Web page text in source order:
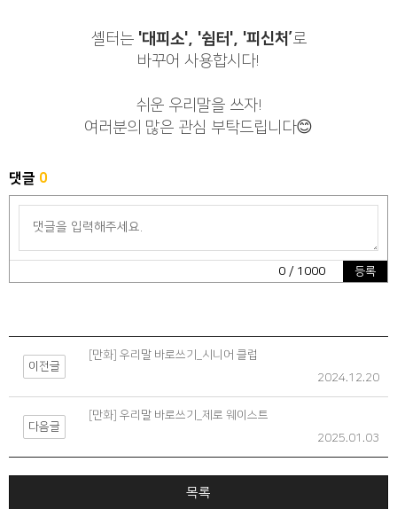
셸터는 '대피소', '쉼터', '피신처’로
바꾸어 사용합시다!
쉬운 우리말을 쓰자!
여러분의 많은 관심 부탁드립니다😊
댓글 0
0 / 1000 등록
이전글
[만화] 우리말 바로쓰기_시니어 클럽
2024.12.20
다음글
[만화] 우리말 바로쓰기_제로 웨이스트
2025.01.03
목록